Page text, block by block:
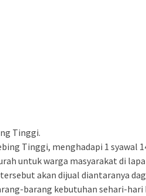
Tinggi.
Tinggi, menghadapi 1 syawal
untuk warga masyarakat di
akan dijual diantaranya
barang kebutuhan sehari-